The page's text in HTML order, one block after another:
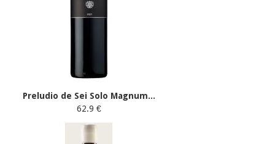
Preludio de Sei Solo Magnum...
62.9 €